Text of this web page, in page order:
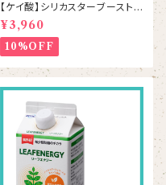
【ケイ酸】シリカスターブースト 1
kg
¥3,960
10%OFF